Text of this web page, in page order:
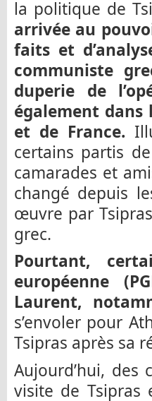
la politique de
arrivée au
faits et
communiste
duperie de
également dans
et de France.
certains partis
camarades et
changé depuis
œuvre par
grec.
Pourtant,
européenne
Laurent,
s’envoler pour
Tsipras après sa
Aujourd’hui,
visite de Tsipras